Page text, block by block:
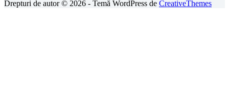
Drepturi de autor © 2026 - Temă WordPress de CreativeThemes